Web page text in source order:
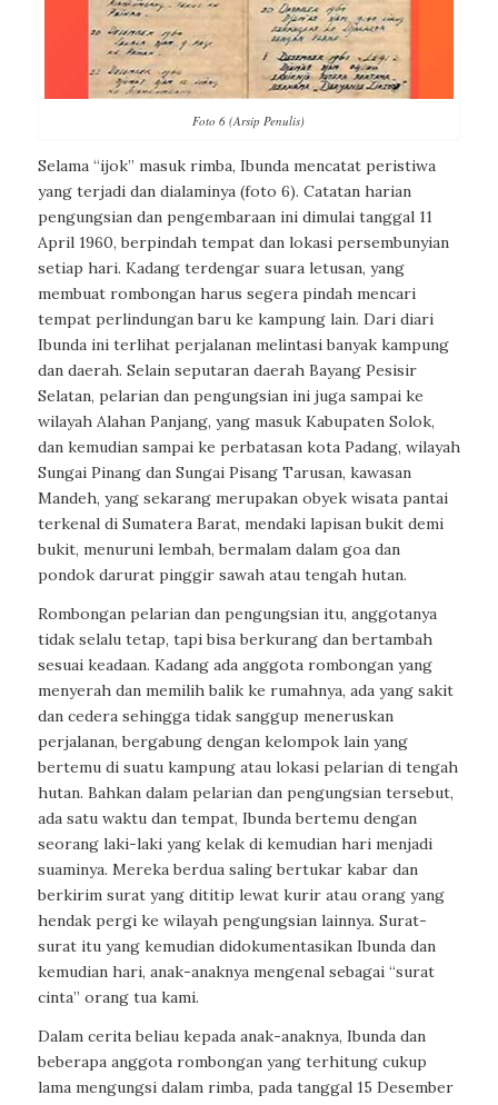
Foto 6 (Arsip Penulis)
Selama “ijok” masuk rimba, Ibunda mencatat peristiwa
yang terjadi dan dialaminya (foto 6). Catatan harian
pengungsian dan pengembaraan ini dimulai tanggal 11
April 1960, berpindah tempat dan lokasi persembunyian
setiap hari. Kadang terdengar suara letusan, yang
membuat rombongan harus segera pindah mencari
tempat perlindungan baru ke kampung lain. Dari diari
Ibunda ini terlihat perjalanan melintasi banyak kampung
dan daerah. Selain seputaran daerah Bayang Pesisir
Selatan, pelarian dan pengungsian ini juga sampai ke
wilayah Alahan Panjang, yang masuk Kabupaten Solok,
dan kemudian sampai ke perbatasan kota Padang, wilayah
Sungai Pinang dan Sungai Pisang Tarusan, kawasan
Mandeh, yang sekarang merupakan obyek wisata pantai
terkenal di Sumatera Barat, mendaki lapisan bukit demi
bukit, menuruni lembah, bermalam dalam goa dan
pondok darurat pinggir sawah atau tengah hutan.
Rombongan pelarian dan pengungsian itu, anggotanya
tidak selalu tetap, tapi bisa berkurang dan bertambah
sesuai keadaan. Kadang ada anggota rombongan yang
menyerah dan memilih balik ke rumahnya, ada yang sakit
dan cedera sehingga tidak sanggup meneruskan
perjalanan, bergabung dengan kelompok lain yang
bertemu di suatu kampung atau lokasi pelarian di tengah
hutan. Bahkan dalam pelarian dan pengungsian tersebut,
ada satu waktu dan tempat, Ibunda bertemu dengan
seorang laki-laki yang kelak di kemudian hari menjadi
suaminya. Mereka berdua saling bertukar kabar dan
berkirim surat yang dititip lewat kurir atau orang yang
hendak pergi ke wilayah pengungsian lainnya. Surat-
surat itu yang kemudian didokumentasikan Ibunda dan
kemudian hari, anak-anaknya mengenal sebagai “surat
cinta” orang tua kami.
Dalam cerita beliau kepada anak-anaknya, Ibunda dan
beberapa anggota rombongan yang terhitung cukup
lama mengungsi dalam rimba, pada tanggal 15 Desember